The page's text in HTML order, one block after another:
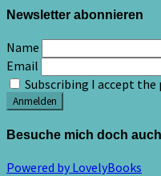
Newsletter abonnieren
Name
Email
Subscribing I accept
Besuche mich doch
Powered by LovelyBooks